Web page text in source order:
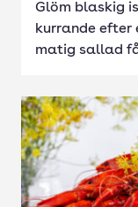
Glöm blaskig
kurrande efter
matig sallad